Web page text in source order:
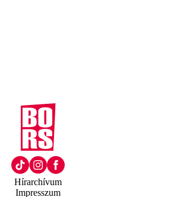
Hírarchívum
Impresszum